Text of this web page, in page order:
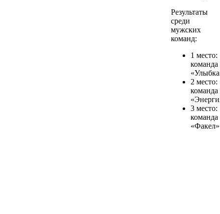
Результаты
среди
мужских
команд:
1 место:
команда
2 место:
команда
3 место:
команда